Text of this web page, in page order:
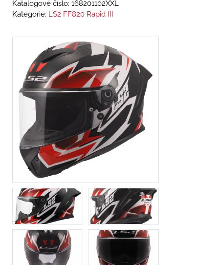
Katalogové číslo: 168201102XXL
Kategorie: LS2 FF820 Rapid III